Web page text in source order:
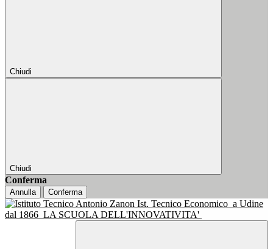
Chiudi
Chiudi
Conferma
Annulla Conferma
Ist. Tecnico Economico a Udine
dal 1866 LA SCUOLA DELL'INNOVATIVITA'